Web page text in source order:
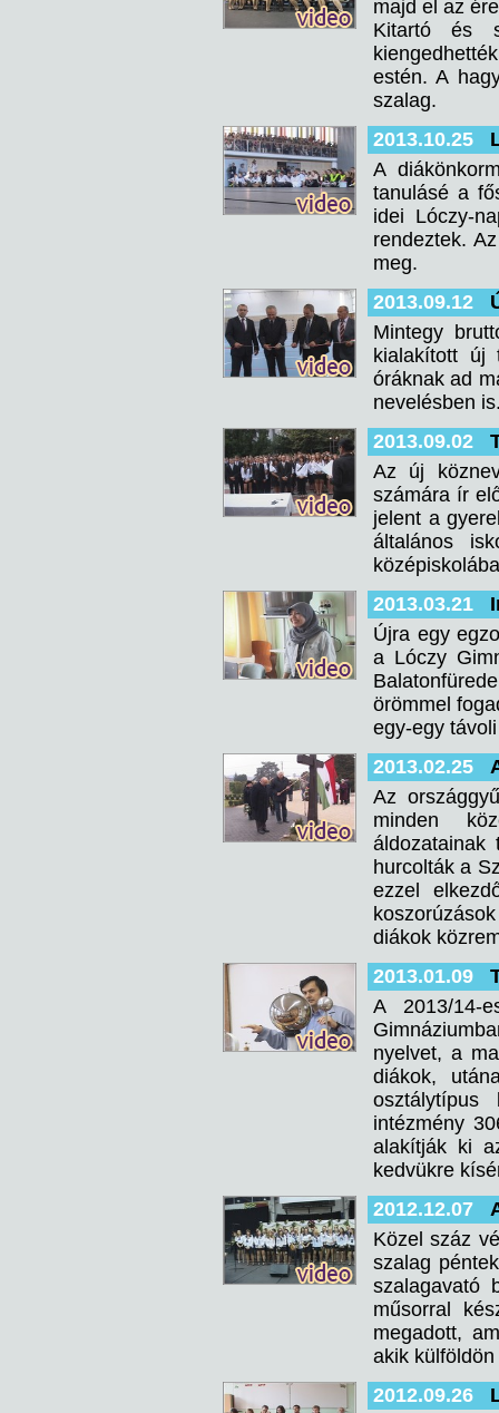
majd el az
Kitartó és
estén. A
szalag.
2013.10.25
A
tanulásé a
idei Lóczy-
rendeztek.
meg.
2013.09.12
Mintegy
kialakított új
óráknak ad
nevelésben
2013.09.02
Az új
számára ír
jelent a
általános
2013.03.21
Újra egy
a Lóczy
örömmel
egy-egy
2013.02.25
Az
minden
hurcolták a
ezzel
diákok
2013.01.09
A 2013/14-
nyelvet, a
diákok,
osztálytípus
intézmény
alakítják ki
kedvükre
2012.12.07
Közel száz
szalag
szalagavató
műsorral
megadott,
akik
2012.09.26